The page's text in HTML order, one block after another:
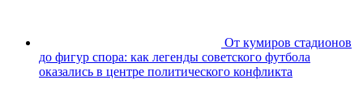
От кумиров стадионов
до фигур спора: как легенды советского футбола
оказались в центре политического конфликта